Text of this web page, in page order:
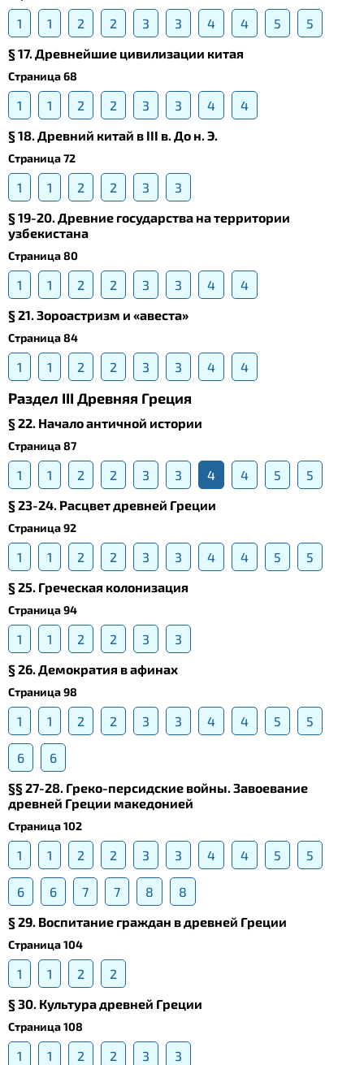
1 1 2 2 3 3 4 4 5
5
§ 17. Древнейшие цивилизации китая
Страница 68
1 1 2 2 3 3 4
4
§ 18. Древний китай в III в. До н. Э.
Страница 72
1 1 2 2 3
3
§ 19-20. Древние государства на территории
узбекистана
Страница 80
1 1 2 2 3 3 4
4
§ 21. Зороастризм и «авеста»
Страница 84
1 1 2 2 3 3 4 4
Раздел III Древняя Греция
§ 22. Начало античной истории
Страница 87
1 1 2 2 3 3 4 4 5
5
§ 23-24. Расцвет древней Греции
Страница 92
1 1 2 2 3 3 4 4 5
5
§ 25. Греческая колонизация
Страница 94
1 1 2 2 3
3
§ 26. Демократия в афинах
Страница 98
1 1 2 2 3 3 4 4 5 5
6
6
§§ 27-28. Греко-персидские войны. Завоевание
древней Греции македонией
Страница 102
1 1 2 2 3 3 4 4 5 5
6 6 7 7 8
8
§ 29. Воспитание граждан в древней Греции
Страница 104
1 1 2
2
§ 30. Культура древней Греции
Страница 108
1 1 2 2 3
3